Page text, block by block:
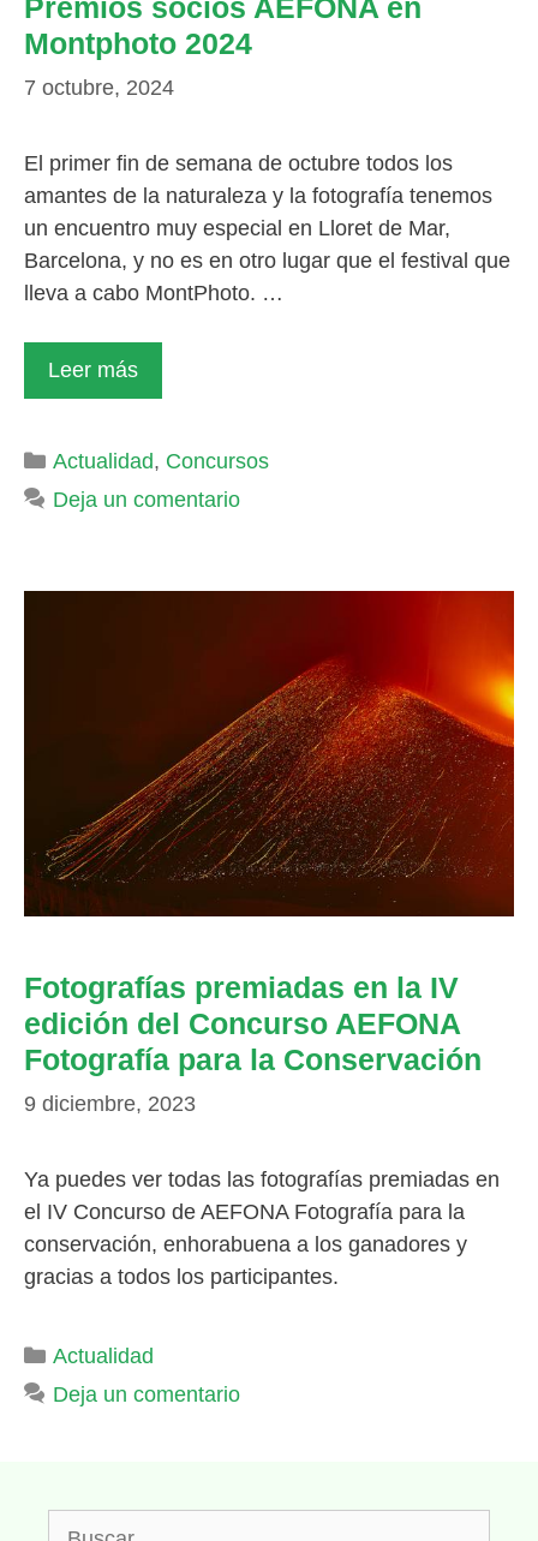
Montphoto 2024
7 octubre, 2024
El primer fin de semana de octubre todos los
amantes de la naturaleza y la fotografía tenemos
un encuentro muy especial en Lloret de Mar,
Barcelona, y no es en otro lugar que el festival que
lleva a cabo MontPhoto. …
Leer más
Categorías
Actualidad, Concursos
Deja un comentario
Fotografías premiadas en la IV
edición del Concurso AEFONA
Fotografía para la Conservación
9 diciembre, 2023
Ya puedes ver todas las fotografías premiadas en
el IV Concurso de AEFONA Fotografía para la
conservación, enhorabuena a los ganadores y
gracias a todos los participantes.
Categorías
Actualidad
Deja un comentario